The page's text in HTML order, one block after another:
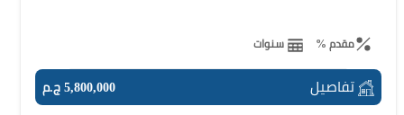
مقدم % سنوات
تفاصيل 5,800,000 ج.م